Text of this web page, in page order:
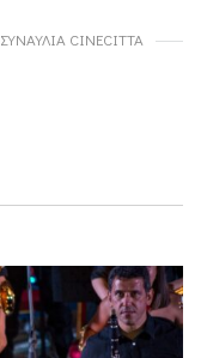
ΣΥΝΑΥΛΊΑ CINECITTA